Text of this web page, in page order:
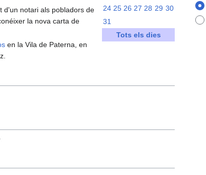
24 25 26 27 28 29 30
31
Tots els dies
d'un notari als pobladors de
la nova carta de
en la Vila de Paterna, en